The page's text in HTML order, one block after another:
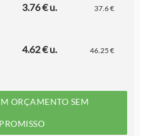
3.76 € u. 37.6 €
4.62 € u. 46.25 €
ORÇAMENTO SEM